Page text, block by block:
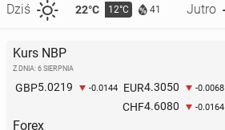
Dziś 22°C 12°C 41 Jutro
Kurs NBP
Z DNIA: 6 SIERPNIA
GBP5.0219 -0.0144 EUR4.3050 -0.0068
CHF4.6080 -0.0164
Forex